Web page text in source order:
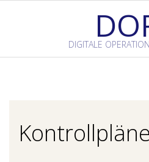
DIGITALE
Kontrollpläne